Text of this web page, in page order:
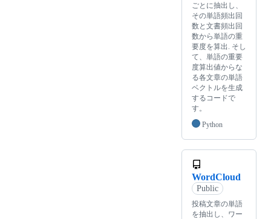
ごとに抽出し、
その単語頻出回
数と文書頻出回
数から単語の重
要度を算出. そし
て、単語の重要
度算出値からな
る各文章の単語
ベクトルを生成
するコードで
す。
Python
WordCloud
Public
投稿文章の単語
を抽出し、ワー